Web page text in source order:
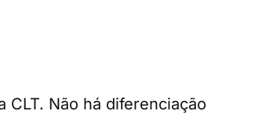
Não há diferenciação